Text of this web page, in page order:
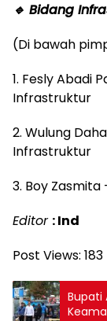
🔹 Bidang
(Di bawah
1. Fesly Abadi
Infrastruktur
2. Wulung
Infrastruktur
3. Boy
Editor : Ind
Post Views: 183
‎Bupati